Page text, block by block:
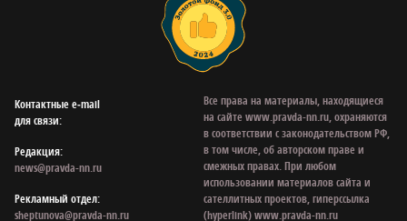
Контактные e‑mail
для связи:
Редакция:
news@pravda-nn.ru
Рекламный отдел:
sheptunova@pravda-nn.ru
Все права на материалы, находящиеся
на сайте www.pravda-nn.ru, охраняются
в соответствии с законодательством РФ,
в том числе, об авторском праве и
смежных правах. При любом
использовании материалов сайта и
сателлитных проектов, гиперссылка
(hyperlink) www.pravda-nn.ru